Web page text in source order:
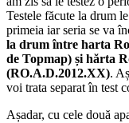
Testele făcute la drum
primeia iar seria se va
la drum între harta
de Topmap) și hărta
(RO.A.D.2012.XX).
voi trata separat în test
Așadar, cu cele două